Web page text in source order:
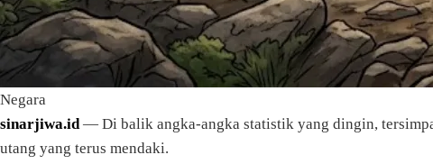
Negara
sinarjiwa.id— Di balik angka-angka statistik yang dingin,
utang yang terus mendaki.